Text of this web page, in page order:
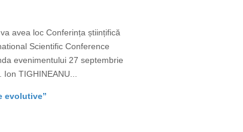
avea loc Conferința științifică
Scientific Conference
evenimentului 27 septembrie
TIGHINEANU...
evolutive”